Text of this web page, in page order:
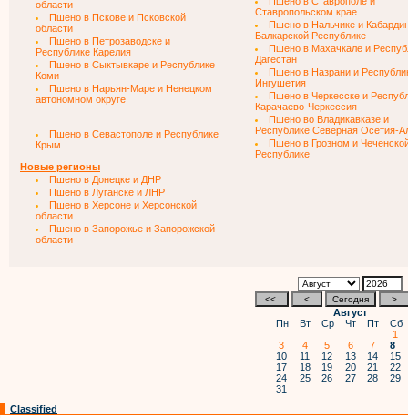
области
Пшено в Пскове и Псковской
области
Пшено в Петрозаводске и
Республике Карелия
Пшено в Сыктывкаре и Республике
Коми
Пшено в Нарьян-Маре и Ненецком
автономном округе
Пшено в Севастополе и Республике
Крым
Новые регионы
Пшено в Донецке и ДНР
Пшено в Луганске и ЛНР
Пшено в Херсоне и Херсонской
области
Пшено в Запорожье и Запорожской
области
Ставропольском крае
Пшено в Нальчике и
Балкарской Республике
Пшено в Махачкале и
Дагестан
Пшено в Назрани и
Ингушетия
Пшено в Черкесске и
Карачаево-Черкессия
Пшено во Владикавказе и
Республике Северная Осетия-
Пшено в Грозном и
Республике
Август
Пн
Вт Ср Чт Пт Сб
1
3
4 5 6 7 8
10
11 12 13 14 15
17
18 19 20 21 22
24
25 26 27 28 29
31
Classified